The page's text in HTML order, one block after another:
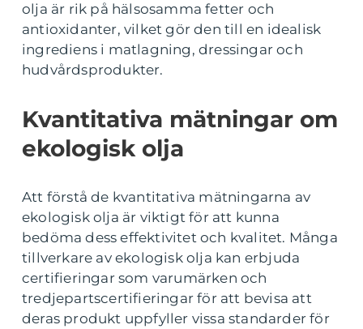
olja är rik på hälsosamma fetter och
antioxidanter, vilket gör den till en idealisk
ingrediens i matlagning, dressingar och
hudvårdsprodukter.
Kvantitativa mätningar om
ekologisk olja
Att förstå de kvantitativa mätningarna av
ekologisk olja är viktigt för att kunna
bedöma dess effektivitet och kvalitet. Många
tillverkare av ekologisk olja kan erbjuda
certifieringar som varumärken och
tredjepartscertifieringar för att bevisa att
deras produkt uppfyller vissa standarder för